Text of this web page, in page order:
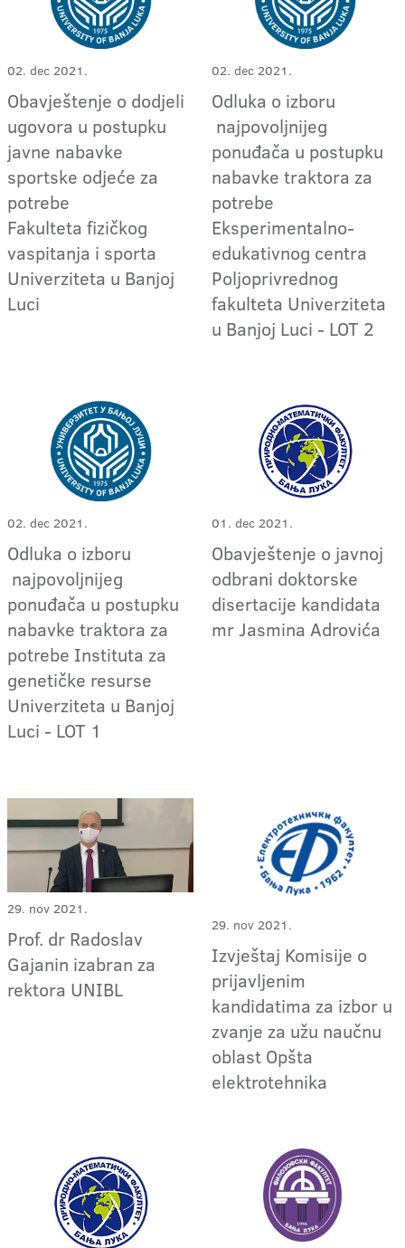
02. dec 2021.
Obavještenje o dodjeli
ugovora u postupku
javne nabavke
sportske odjeće za
potrebe
Fakulteta fizičkog
vaspitanja i sporta
Univerziteta u Banjoj
Luci
02. dec 2021.
Odluka o izboru
najpovoljnijeg
ponuđača u postupku
nabavke traktora za
potrebe
Eksperimentalno-
edukativnog centra
Poljoprivrednog
fakulteta Univerziteta
u Banjoj Luci - LOT 2
02. dec 2021.
Odluka o izboru
najpovoljnijeg
ponuđača u postupku
nabavke traktora za
potrebe Instituta za
genetičke resurse
Univerziteta u Banjoj
Luci - LOT 1
01. dec 2021.
Obavještenje o javnoj
odbrani doktorske
disertacije kandidata
mr Jasmina Adrovića
29. nov 2021.
Prof. dr Radoslav
Gajanin izabran za
rektora UNIBL
29. nov 2021.
Izvještaj Komisije o
prijavljenim
kandidatima za izbor u
zvanje za užu naučnu
oblast Opšta
elektrotehnika